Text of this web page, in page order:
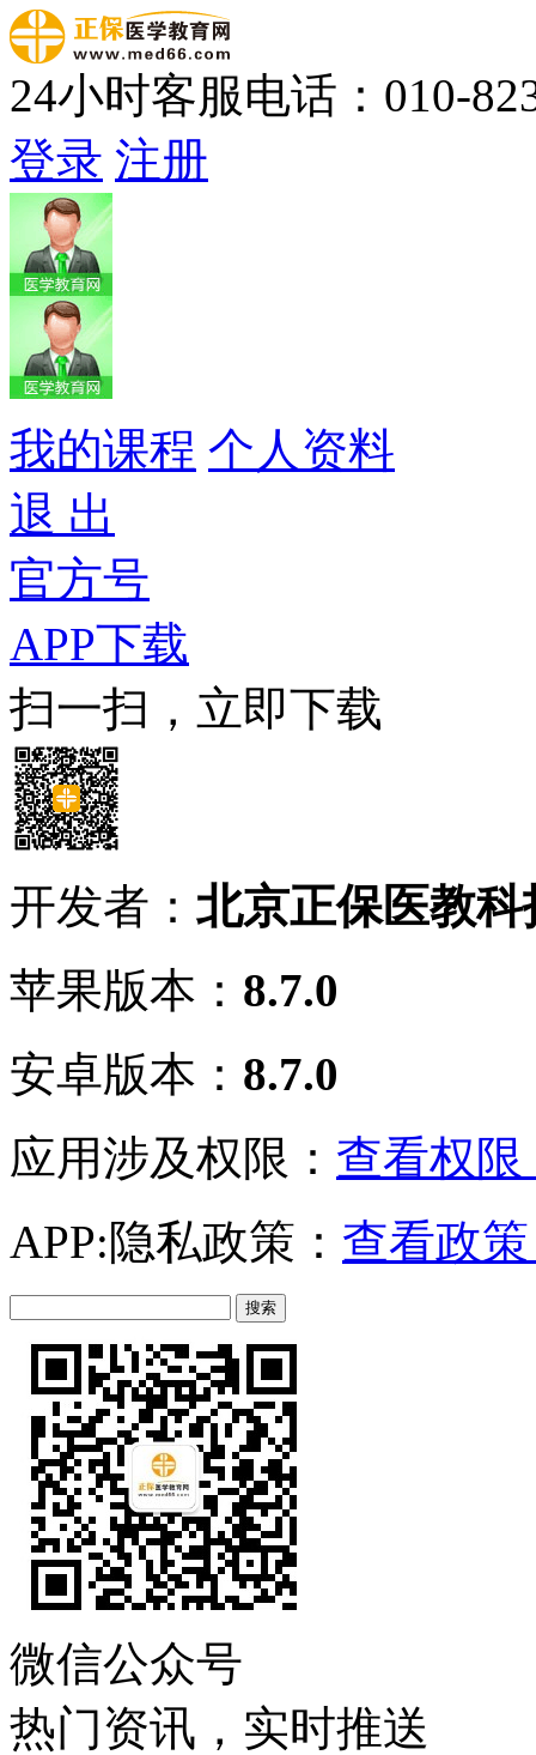
24小时客服电话：010-
登录 注册
我的课程 个人资料
退 出
官方号
APP下载
扫一扫，立即下载
开发者： 北京正保医教
苹果版本： 8.7.0
安卓版本： 8.7.0
应用涉及权限： 查看权限
APP:隐私政策： 查看政
微信公众号
热门资讯，实时推送